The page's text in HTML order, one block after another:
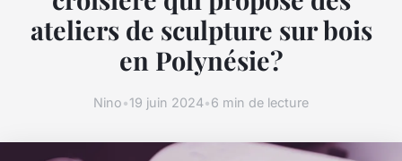
ateliers de sculpture sur bois
en Polynésie?
Nino•19 juin 2024•6 min de lecture